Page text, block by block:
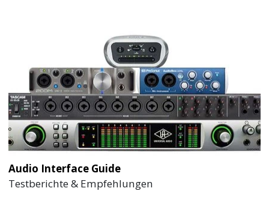
Audio Interface Guide
Testberichte & Empfehlungen